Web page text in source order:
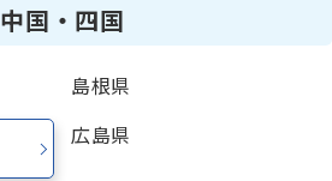
中国・四国
島根県
広島県